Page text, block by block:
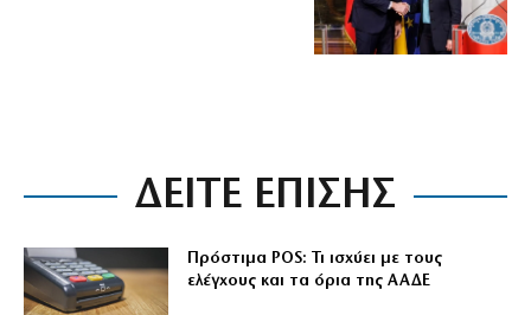
ΔΕΙΤΕ ΕΠΙΣΗΣ
Πρόστιμα POS: Τι ισχύει με τους
ελέγχους και τα όρια της ΑΑΔΕ